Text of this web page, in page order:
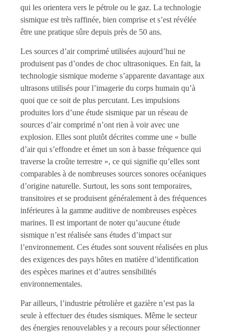
qui les orientera vers le pétrole ou le gaz. La technologie
sismique est très raffinée, bien comprise et s’est révélée
être une pratique sûre depuis près de 50 ans.
Les sources d’air comprimé utilisées aujourd’hui ne
produisent pas d’ondes de choc ultrasoniques. En fait, la
technologie sismique moderne s’apparente davantage aux
ultrasons utilisés pour l’imagerie du corps humain qu’à
quoi que ce soit de plus percutant. Les impulsions
produites lors d’une étude sismique par un réseau de
sources d’air comprimé n’ont rien à voir avec une
explosion. Elles sont plutôt décrites comme une « bulle
d’air qui s’effondre et émet un son à basse fréquence qui
traverse la croûte terrestre », ce qui signifie qu’elles sont
comparables à de nombreuses sources sonores océaniques
d’origine naturelle. Surtout, les sons sont temporaires,
transitoires et se produisent généralement à des fréquences
inférieures à la gamme auditive de nombreuses espèces
marines. Il est important de noter qu’aucune étude
sismique n’est réalisée sans études d’impact sur
l’environnement. Ces études sont souvent réalisées en plus
des exigences des pays hôtes en matière d’identification
des espèces marines et d’autres sensibilités
environnementales.
Par ailleurs, l’industrie pétrolière et gazière n’est pas la
seule à effectuer des études sismiques. Même le secteur
des énergies renouvelables y a recours pour sélectionner